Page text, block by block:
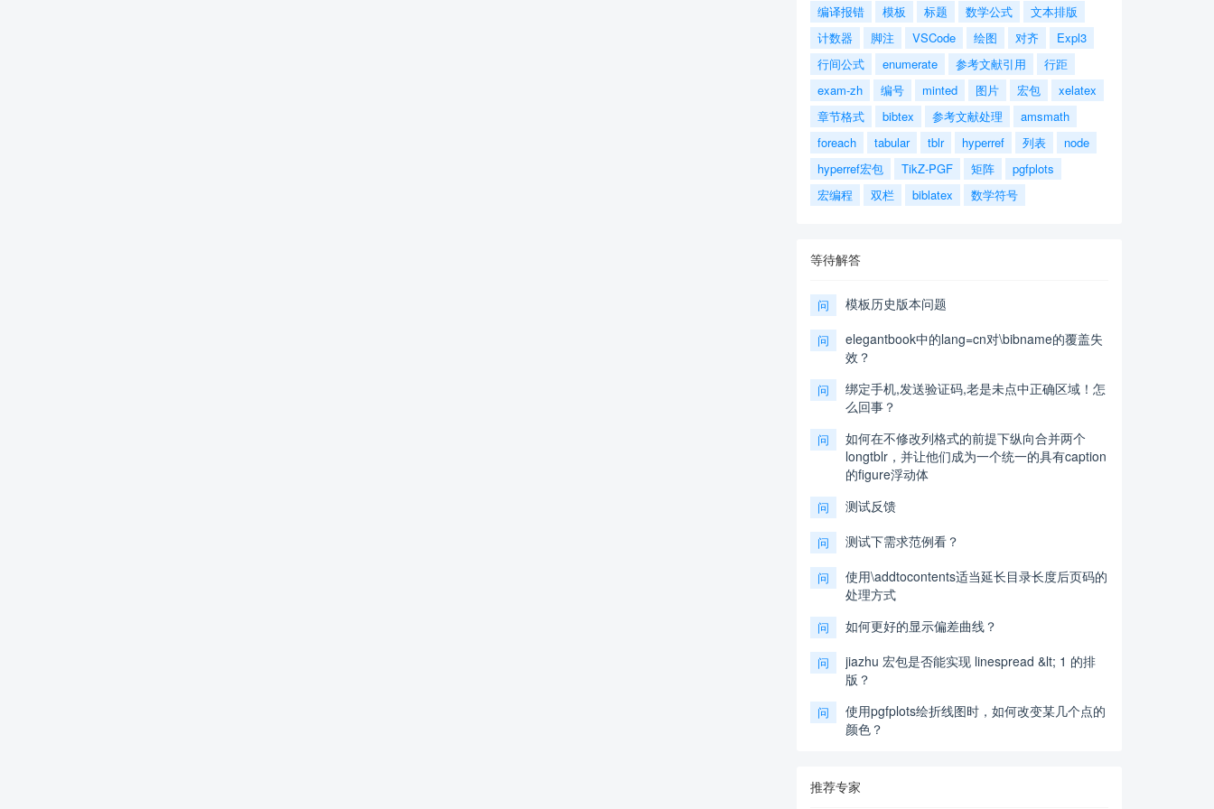
编译报错 模板 标题 数学公式
文本排版
计数器
脚注 VSCode 绘图 对齐
Expl3
行间公式
enumerate 参考文献引用
行距
exam-zh
编号 minted 图片 宏包
xelatex
章节格式
bibtex 参考文献处理
amsmath
foreach
tabular tblr hyperref 列表
node
hyperref宏包
TikZ-PGF 矩阵
pgfplots
宏编程
双栏 biblatex 数学符号
等待解答
问 模板历史版本问题
问
elegantbook中的lang=cn对\bibname的覆盖失
效？
问
绑定手机,发送验证码,老是未点中正确区域！怎
么回事？
问
如何在不修改列格式的前提下纵向合并两个
longtblr，并让他们成为一个统一的具有caption
的figure浮动体
问 测试反馈
问 测试下需求范例看？
问
使用\addtocontents适当延长目录长度后页码的
处理方式
问 如何更好的显示偏差曲线？
问
jiazhu 宏包是否能实现 linespread &lt; 1 的排
版？
问
使用pgfplots绘折线图时，如何改变某几个点的
颜色？
推荐专家